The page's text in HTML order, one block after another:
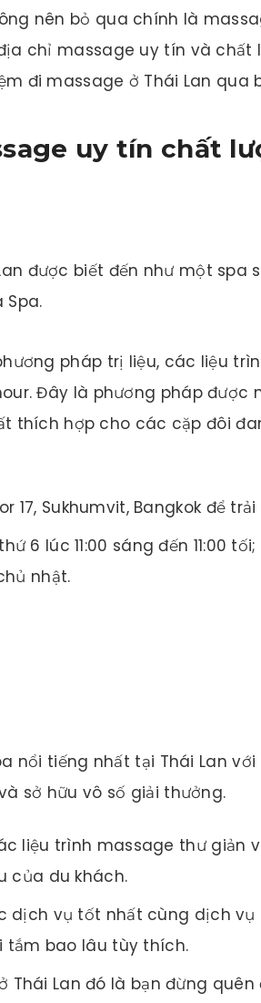
nên bỏ qua chính là
chỉ massage uy tín và chất
đi massage ở Thái Lan qua
uy tín chất
được biết đến như một spa
Spa.
pháp trị liệu, các liệu
Đây là phương pháp được
thích hợp cho các cặp đôi
17, Sukhumvit, Bangkok để
6 lúc 11:00 sáng đến 11:00
nhật.
nổi tiếng nhất tại Thái Lan với
sở hữu vô số giải thưởng.
liệu trình massage thư giản
của du khách.
dịch vụ tốt nhất cùng dịch vụ
tắm bao lâu tùy thích.
Thái Lan đó là bạn đừng